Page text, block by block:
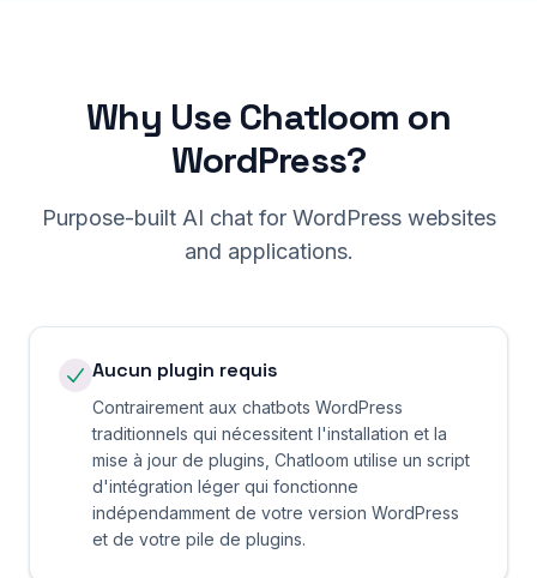
Why Use Chatloom on
WordPress?
Purpose-built AI chat for WordPresswebsites
and applications.
Aucun plugin requis
Contrairement aux chatbots WordPress
traditionnels qui nécessitent l'installation et la
mise à jour de plugins, Chatloom utilise un script
d'intégration léger qui fonctionne
indépendamment de votre version WordPress
et de votre pile de plugins.